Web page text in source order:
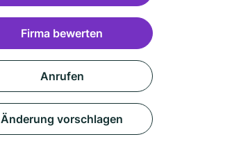
Firma bewerten
Anrufen
Änderung vorschlagen